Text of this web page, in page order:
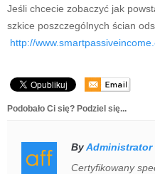
Jeśli chcecie zobaczyć jak
szkice poszczególnych ścian
http://
Podobało Ci się? Podziel się...
ByAdministrator
Certyfikowany